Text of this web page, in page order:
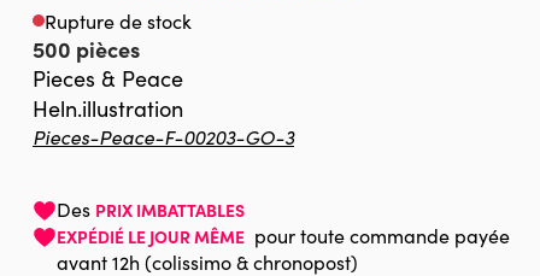
Rupture de stock
500 pièces
Pieces & Peace
Heln.illustration
Pieces-Peace-F-00203-GO-3
Des PRIX IMBATTABLES
EXPÉDIÉ LE JOUR MÊME pour toute commande payée
avant 12h (colissimo & chronopost)